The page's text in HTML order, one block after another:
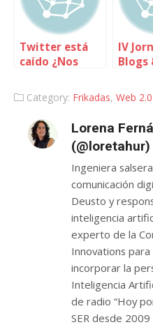
Twitter está
caído ¿Nos
IV
Blogs
Category: Frikadas, Web 2.0
Lorena
(@loretahur)
Ingeniera
comunicación
Deusto y
inteligencia
experto de la
Innovations
incorporar la
Inteligencia
de radio “Hoy
SER desde